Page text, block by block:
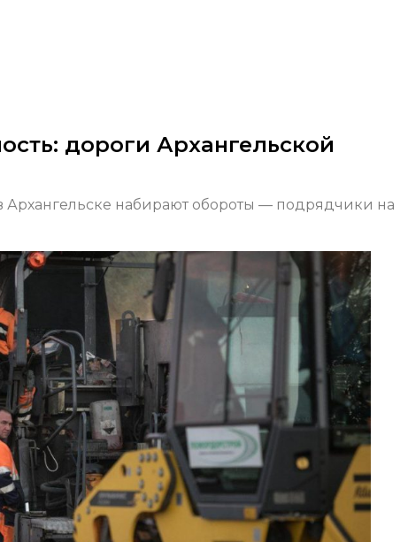
дороги Архангельской
набирают обороты — подрядчики на